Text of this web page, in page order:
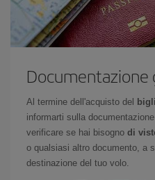
Documentazione
Al termine dell'acquisto del
informarti sulla
verificare se hai bisogno di
o qualsiasi altro documento, a
destinazione del tuo volo.